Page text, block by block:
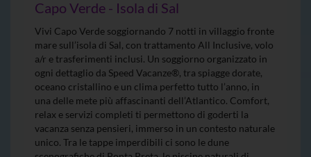
Capo Verde - Isola di Sal
Vivi Capo Verde soggiornando 7 notti in villaggio fronte
mare sull’isola di Sal, con trattamento All Inclusive, volo
a/r e trasferimenti inclusi. Un soggiorno organizzato in
ogni dettaglio da Speed Vacanze®, tra spiagge dorate,
oceano cristallino e un clima perfetto tutto l’anno, in
una delle mete più affascinanti dell’Atlantico. Comfort,
relax e servizi completi ti permettono di goderti la
vacanza senza pensieri, immerso in un contesto naturale
unico. Tra le tappe imperdibili ci sono le dune